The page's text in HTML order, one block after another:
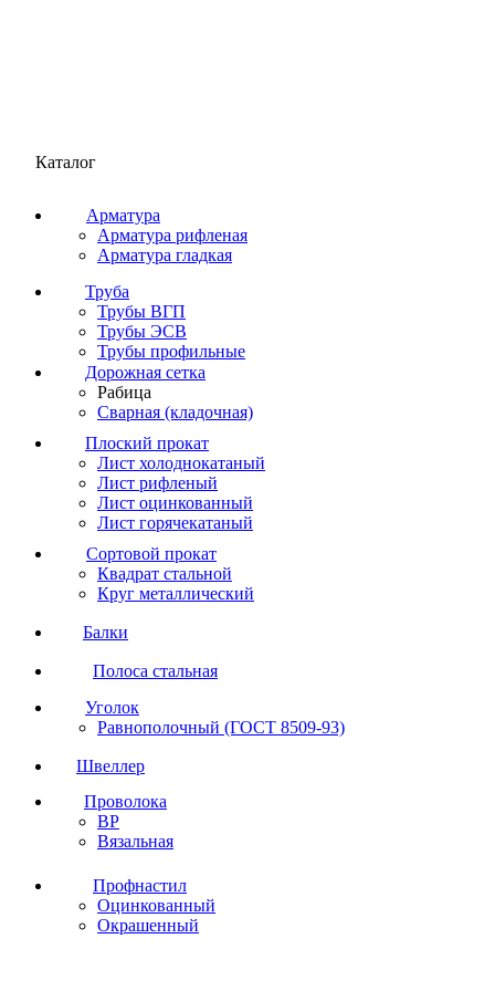
Каталог
Арматура
Арматура рифленая
Арматура гладкая
Труба
Трубы ВГП
Трубы ЭСВ
Трубы профильные
Дорожная сетка
Рабица
Сварная (кладочная)
Плоский прокат
Лист холоднокатаный
Лист рифленый
Лист оцинкованный
Лист горячекатаный
Сортовой прокат
Квадрат стальной
Круг металлический
Балки
Полоса стальная
Уголок
Равнополочный (ГОСТ 8509-93)
Швеллер
Проволока
ВР
Вязальная
Профнастил
Оцинкованный
Окрашенный